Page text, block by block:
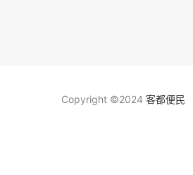
Copyright ©2024 客都便民